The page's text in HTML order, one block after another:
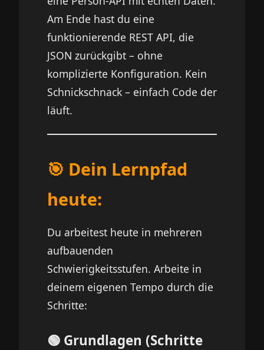
Am Ende hast du eine
funktionierende REST API, die
JSON zurückgibt – ohne
komplizierte Konfiguration. Kein
Schnickschnack – einfach Code der
läuft.
🎯 Dein Lernpfad
heute:
Du arbeitest heute in mehreren
aufbauenden
Schwierigkeitsstufen. Arbeite in
deinem eigenen Tempo durch die
Schritte:
🟢 Grundlagen (Schritte